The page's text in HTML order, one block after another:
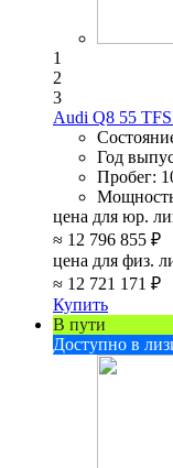
1
2
3
Audi Q8 55
Год
Пробег:
цена для юр.
≈ 12 796 855 ₽
цена для физ.
≈ 12 721 171 ₽
Купить
В пути
Доступно в